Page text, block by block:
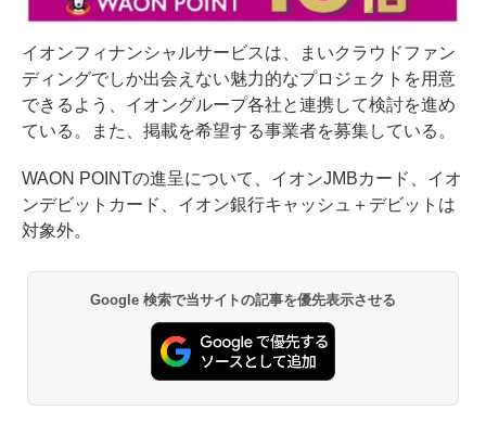
イオンフィナンシャルサービスは、まいクラウドファン
ディングでしか出会えない魅力的なプロジェクトを用意
できるよう、イオングループ各社と連携して検討を進め
ている。また、掲載を希望する事業者を募集している。
WAON POINTの進呈について、イオンJMBカード、イオ
ンデビットカード、イオン銀行キャッシュ＋デビットは
対象外。
Google 検索で当サイトの記事を優先表示させる